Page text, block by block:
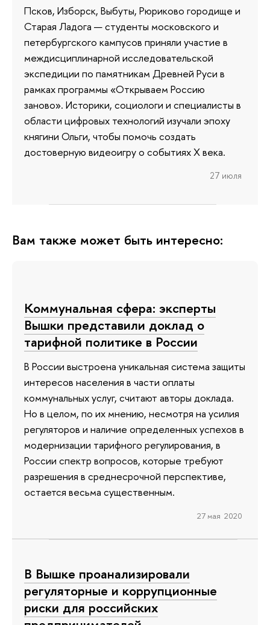
Псков, Изборск, Выбуты, Рюриково городище и
Старая Ладога — студенты московского и
петербургского кампусов приняли участие в
междисциплинарной исследовательской
экспедиции по памятникам Древней Руси в
рамках программы «Открываем Россию
заново». Историки, социологи и специалисты в
области цифровых технологий изучали эпоху
княгини Ольги, чтобы помочь создать
достоверную видеоигру о событиях X века.
27 июля
Вам также может быть интересно:
Коммунальная сфера: эксперты
Вышки представили доклад о
тарифной политике в России
В России выстроена уникальная система защиты
интересов населения в части оплаты
коммунальных услуг, считают авторы доклада.
Но в целом, по их мнению, несмотря на усилия
регуляторов и наличие определенных успехов в
модернизации тарифного регулирования, в
России спектр вопросов, которые требуют
разрешения в среднесрочной перспективе,
остается весьма существенным.
27 мая 2020
В Вышке проанализировали
регуляторные и коррупционные
риски для российских